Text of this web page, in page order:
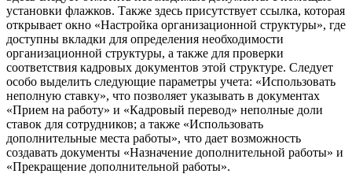
установки флажков. Также здесь присутствует ссылка, которая
открывает окно «Настройка организационной структуры», где
доступны вкладки для определения необходимости
организационной структуры, а также для проверки
соответствия кадровых документов этой структуре. Следует
особо выделить следующие параметры учета: «Использовать
неполную ставку», что позволяет указывать в документах
«Прием на работу» и «Кадровый перевод» неполные доли
ставок для сотрудников; а также «Использовать
дополнительные места работы», что дает возможность
создавать документы «Назначение дополнительной работы» и
«Прекращение дополнительной работы».